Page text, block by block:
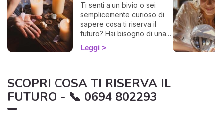
Ti senti a un bivio o sei
semplicemente curioso di
sapere cosa ti riserva il
futuro? Hai bisogno di una
risposta chiara? Allora sei
nel posto giusto! Ti invito a
divinatorio, che ti darà
risposte affermative o
negative. Che tu sia alle
Leggi
SCOPRI COSA TI RISERVA IL
FUTURO - 📞 0694 802293